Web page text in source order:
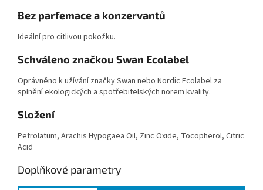
Bez parfemace a konzervantů
Ideální pro citlivou pokožku.
Schváleno značkou Swan Ecolabel
Oprávněno k užívání značky Swan nebo Nordic Ecolabel za
splnění ekologických a spotřebitelských norem kvality.
Složení
Petrolatum, Arachis Hypogaea Oil, Zinc Oxide, Tocopherol, Citric
Acid
Doplňkové parametry